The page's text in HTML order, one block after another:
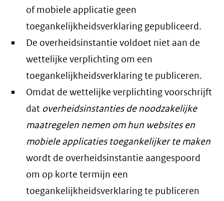
of mobiele applicatie geen
toegankelijkheidsverklaring gepubliceerd.
De overheidsinstantie voldoet niet aan de
wettelijke verplichting om een
toegankelijkheidsverklaring te publiceren.
Omdat de wettelijke verplichting voorschrijft
dat overheidsinstanties de noodzakelijke
maatregelen nemen om hun websites en
mobiele applicaties toegankelijker te maken
wordt de overheidsinstantie aangespoord
om op korte termijn een
toegankelijkheidsverklaring te publiceren